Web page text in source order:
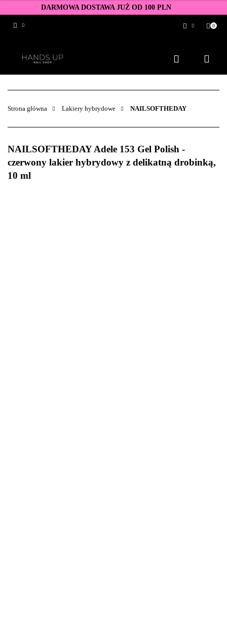
DARMOWA DOSTAWA JUŻ OD 100 PLN
Zarejestruj się
Dodaj zgłoszenie
Zgody cookies
0
Strona główna Lakiery hybrydowe NAILSOFTHEDAY
NAILSOFTHEDAY Adele 153 Gel Polish -
czerwony lakier hybrydowy z delikatną drobinką,
10 ml